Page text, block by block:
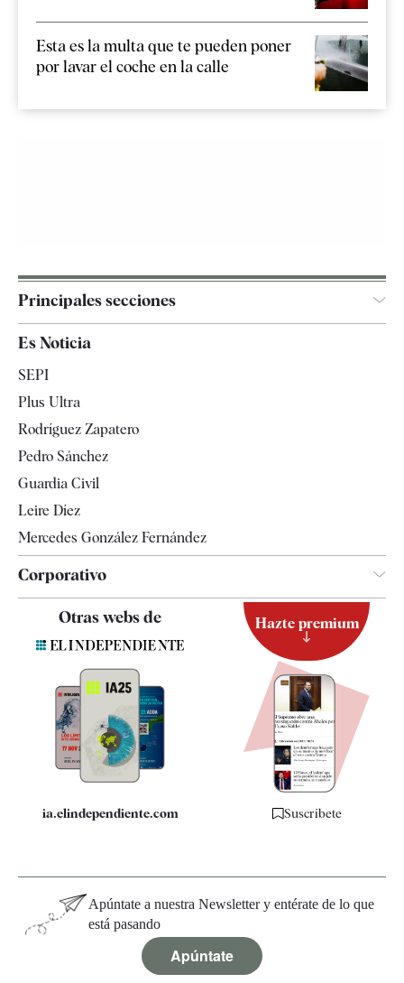
Esta es la multa que te pueden poner
por lavar el coche en la calle
Principales secciones
Televisión
Es Noticia
SEPI
Plus Ultra
Rodríguez Zapatero
Pedro Sánchez
Guardia Civil
Leire Díez
Mercedes González Fernández
Corporativo
Quiénes somos
Especificaciones
Otras webs de
ia.elindependiente.com
Hazte premium
Suscríbete
Apúntate a nuestra Newsletter y entérate de lo que
está pasando
Apúntate